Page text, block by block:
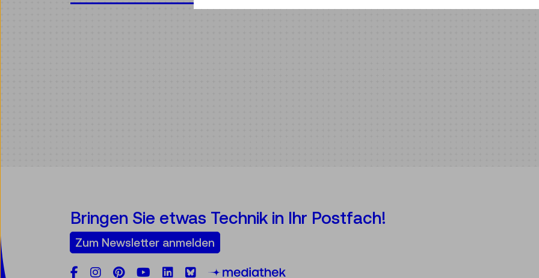
Bringen Sie etwas Technik in Ihr Postfach!
Zum Newsletter anmelden
Facebook
Instagram
Pinterest
YouTube
LinkedIn
Bluesky